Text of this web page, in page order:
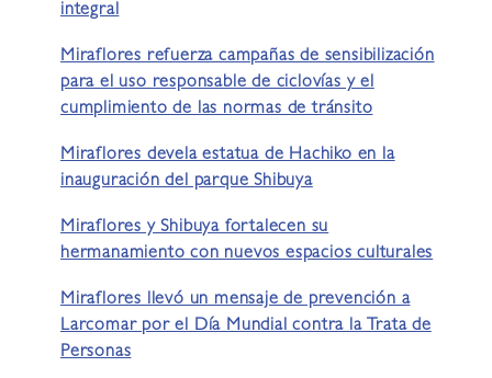
integral
Miraflores refuerza campañas de sensibilización
para el uso responsable de ciclovías y el
cumplimiento de las normas de tránsito
Miraflores devela estatua de Hachiko en la
inauguración del parque Shibuya
Miraflores y Shibuya fortalecen su
hermanamiento con nuevos espacios culturales
Miraflores llevó un mensaje de prevención a
Larcomar por el Día Mundial contra la Trata de
Personas